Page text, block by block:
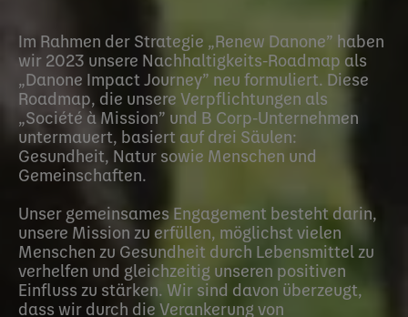
Im Rahmen der Strategie „Renew Danone” haben
wir 2023 unsere Nachhaltigkeits-Roadmap als
„Danone Impact Journey” neu formuliert. Diese
Roadmap, die unsere Verpflichtungen als
„Société à Mission” und B Corp-Unternehmen
untermauert, basiert auf drei Säulen:
Gesundheit, Natur sowie Menschen und
Gemeinschaften.
Unser gemeinsames Engagement besteht darin,
unsere Mission zu erfüllen, möglichst vielen
Menschen zu Gesundheit durch Lebensmittel zu
verhelfen und gleichzeitig unseren positiven
Einfluss zu stärken. Wir sind davon überzeugt,
dass wir durch die Verankerung von